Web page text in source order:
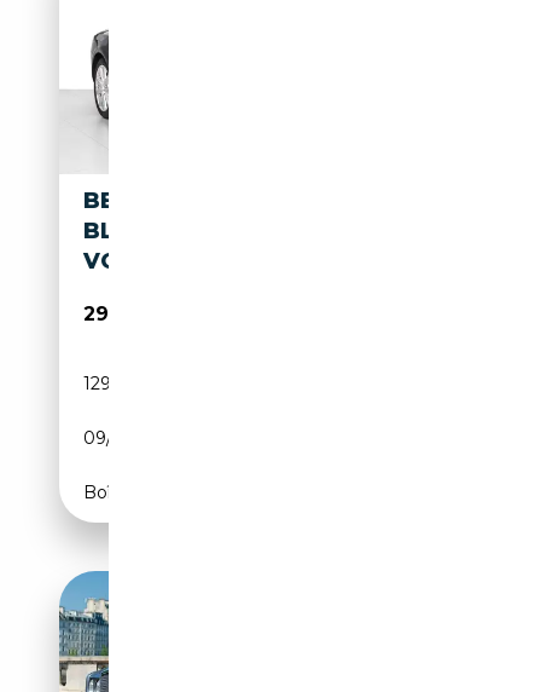
BENTLEY CONTINENTAL GT
BLUETOOTH NAVI
VOLLLEDER KLIMA
29 999€
129 298 km
09/2004
Boîte automatique